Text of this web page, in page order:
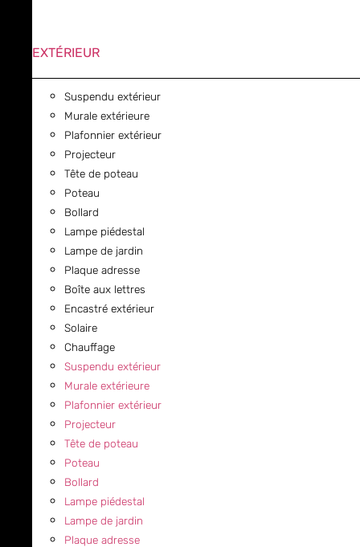
EXTÉRIEUR
Suspendu extérieur
Murale extérieure
Plafonnier extérieur
Projecteur
Tête de poteau
Poteau
Bollard
Lampe piédestal
Lampe de jardin
Plaque adresse
Boîte aux lettres
Encastré extérieur
Solaire
Chauffage
Suspendu extérieur
Murale extérieure
Plafonnier extérieur
Projecteur
Tête de poteau
Poteau
Bollard
Lampe piédestal
Lampe de jardin
Plaque adresse